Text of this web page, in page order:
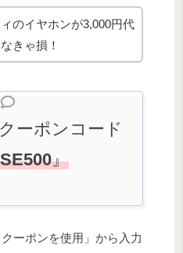
のイヤホンが3,000円代
きゃ損！
ーポンコード
』
ーポンを使用」から入力